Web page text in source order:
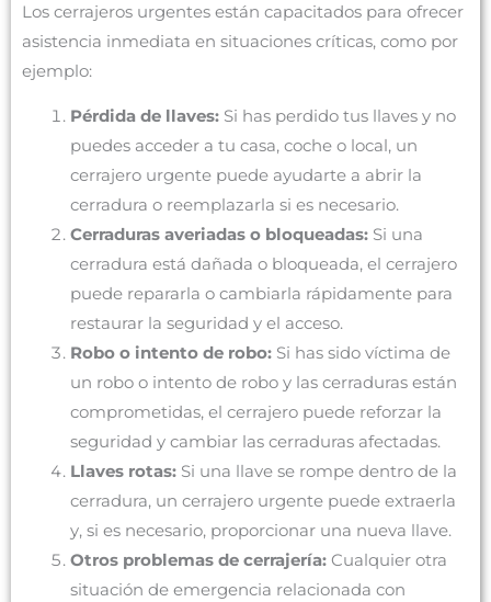
Los cerrajeros urgentes están capacitados para ofrecer
asistencia inmediata en situaciones críticas, como por
ejemplo:
Pérdida de llaves:Si has perdido tus llaves y no
puedes acceder a tu casa, coche o local, un
cerrajero urgente puede ayudarte a abrir la
cerradura o reemplazarla si es necesario.
Cerraduras averiadas o bloqueadas:Si una
cerradura está dañada o bloqueada, el cerrajero
puede repararla o cambiarla rápidamente para
restaurar la seguridad y el acceso.
Robo o intento de robo:Si has sido víctima de
un robo o intento de robo y las cerraduras están
comprometidas, el cerrajero puede reforzar la
seguridad y cambiar las cerraduras afectadas.
Llaves rotas:Si una llave se rompe dentro de la
cerradura, un cerrajero urgente puede extraerla
y, si es necesario, proporcionar una nueva llave.
Otros problemas de cerrajería:Cualquier otra
situación de emergencia relacionada con